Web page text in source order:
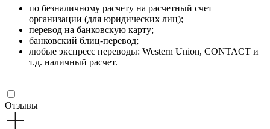
по безналичному расчету на расчетный счет
организации (для юридических лиц);
перевод на банковскую карту;
банковский блиц-перевод;
любые экспресс переводы: Western Union, CONTACT и
т.д. наличный расчет.
Отзывы